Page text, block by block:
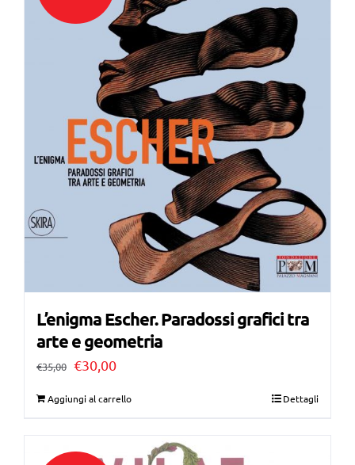
L’enigma Escher. Paradossi grafici tra
arte e geometria
€35,00 Il
€30,00Il
Aggiungi al carrello Dettagli